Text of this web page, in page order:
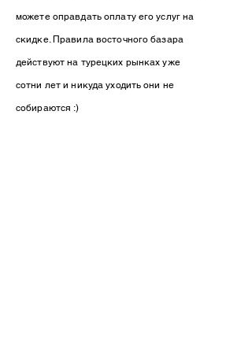
можете оправдать оплату его услуг на
скидке. Правила восточного базара
действуют на турецких рынках уже
сотни лет и никуда уходить они не
собираются :)